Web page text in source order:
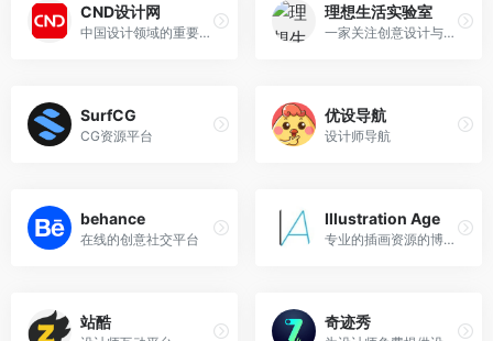
CND设计网
中国设计领域的重要媒体资讯平台，致力于为设计师提供有效的传播和服务
理想生活实验室
一家关注创意设计与生活消费的媒体
SurfCG
CG资源平台
优设导航
设计师导航
behance
在线的创意社交平台
Illustration Age
专业的插画资源的博客和网站的汇总网站
站酷 奇迹秀